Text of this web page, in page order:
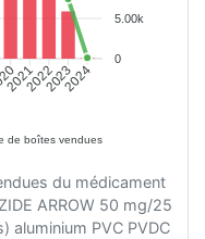
2021202220232024
5.00k
0
de boîtes vendues
du médicament
ARROW 50 mg/25
aluminium PVC PVDC